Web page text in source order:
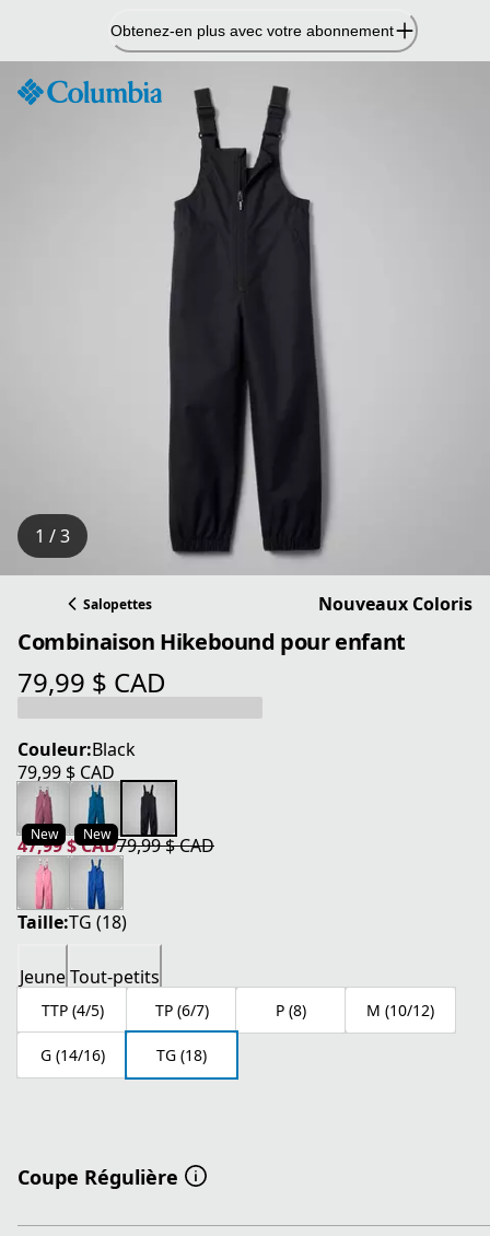
contenu
Obtenez-en plus avec votre abonnement
1 / 3
Salopettes Nouveaux Coloris
Combinaison Hikebound pour enfant
79,99 $ CAD
prix actuel 79,99 $ CAD
Couleur:Black
79,99 $ CAD
prix actuel 79,99 $ CAD
New New
47,99 $ CAD
prix actuel 47,99 $ CAD
79,99 $ CAD
prix original 79,99 $ CAD
Taille:TG (18)
JeuneTout-petits
TTP (4/5) TP (6/7) P (8) M (10/12)
G (14/16) TG (18)
Coupe Régulière